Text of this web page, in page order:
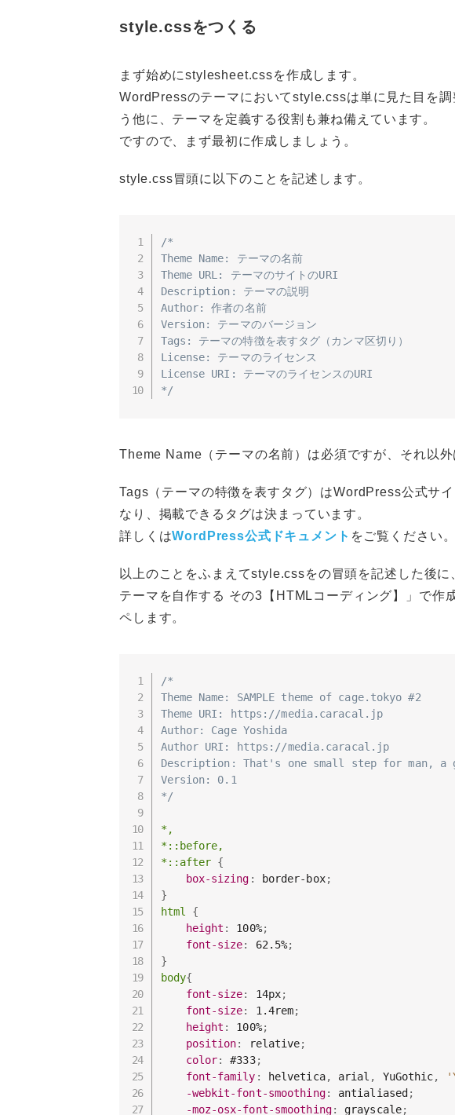
style.cssをつくる
まず始めにstylesheet.cssを作成します。
WordPressのテーマにおいてstyle.cssは単に見た目を
う他に、テーマを定義する役割も兼ね備えています。
ですので、まず最初に作成しましょう。
style.css冒頭に以下のことを記述します。
/*
Theme Name: テーマの名前
Theme URL: テーマのサイトのURI
Description: テーマの説明
Author: 作者の名前
Version: テーマのバージョン
Tags: テーマの特徴を表すタグ（カンマ区切り）
License: テーマのライセンス
License URI: テーマのライセンスのURI
*/
Theme Name（テーマの名前）は必須ですが、それ以外
Tags（テーマの特徴を表すタグ）はWordPress公式サ
なり、掲載できるタグは決まっています。
詳しくはWordPress公式ドキュメント をご覧ください。
以上のことをふまえてstyle.cssをの冒頭を記述した後
テーマを自作する その3【HTMLコーディング】」で作
ペします。
/*
Theme Name: SAMPLE theme of cage.tokyo #2
Theme URI: https://media.caracal.jp
Author: Cage Yoshida
Author URI: https://media.caracal.jp
Description: That's one small step for man, a
Version: 0.1
*/
*,
*::before,
*::after {
box-sizing : border-box;
}
html
{
height : 100%;
font-size: 62.5%;
}
body{
font-size: 14px;
font-size: 1.4rem;
height : 100%;
position: relative;
color: #333;
font-family : helvetica, arial , YuGothic,
-webkit-font-smoothing: antialiased ;
-moz-osx-font-smoothing: grayscale;